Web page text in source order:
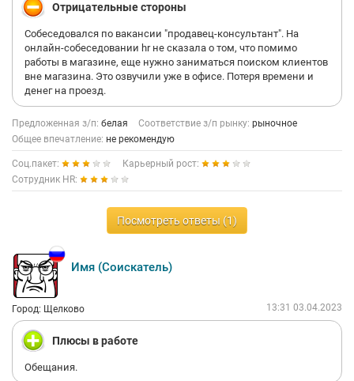
Отрицательные стороны
Собеседовался по вакансии "продавец-консультант". На
онлайн-собеседовании hr не сказала о том, что помимо
работы в магазине, еще нужно заниматься поиском клиентов
вне магазина. Это озвучили уже в офисе. Потеря времени и
денег на проезд.
Предложенная з/п: белая Соответствие з/п рынку: рыночное
Общее впечатление: не рекомендую
Соц.пакет:
Карьерный рост:
Сотрудник HR:
Посмотреть ответы (1)
Имя (Соискатель)
Город: Щелково 13:31 03.04.2023
Плюсы в работе
Обещания.